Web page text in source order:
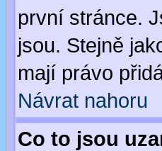
první stránce.
jsou. Stejně
mají právo
Návrat nahoru
Co to jsou